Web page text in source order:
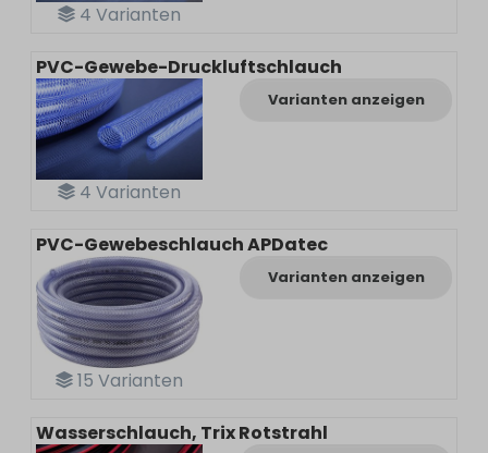
4 Varianten
4 Varianten
PVC-Gewebe-Druckluftschlauch
Varianten anzeigen
15 Varianten
PVC-Gewebeschlauch APDatec
Varianten anzeigen
Wasserschlauch, Trix Rotstrahl